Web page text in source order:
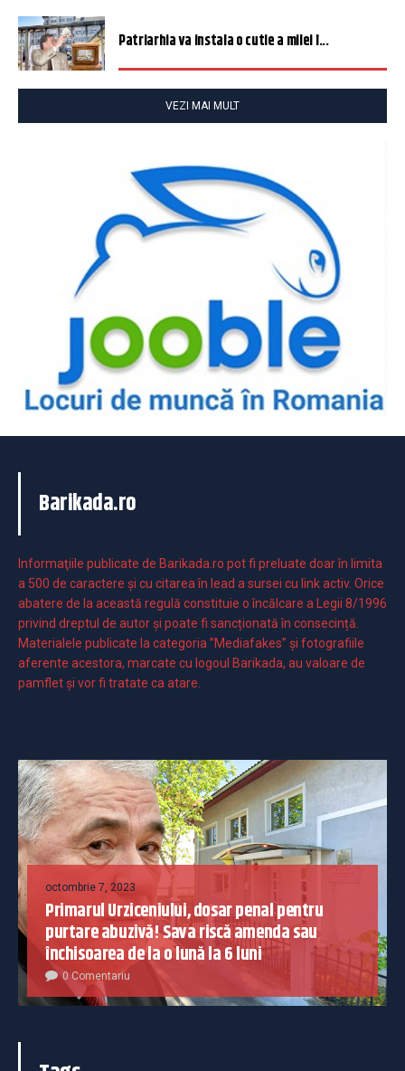
Patriarhia va instala o cutie a milei î...
VEZI MAI MULT
Barikada.ro
Informaţiile publicate de Barikada.ro pot fi preluate doar în limita
a 500 de caractere şi cu citarea în lead a sursei cu link activ. Orice
abatere de la această regulă constituie o încălcare a Legii 8/1996
privind dreptul de autor și poate fi sancționată în consecință.
Materialele publicate la categoria ”Mediafakes” și fotografiile
aferente acestora, marcate cu logoul Barikada, au valoare de
pamflet și vor fi tratate ca atare.
octombrie 7, 2023
Primarul Urziceniului, dosar penal pentru
purtare abuzivă! Sava riscă amenda sau
închisoarea de la o lună la 6 luni
0 Comentariu